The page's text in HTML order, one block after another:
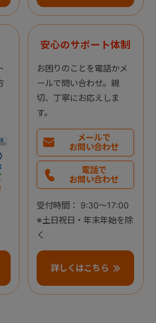
安心のサポート体制
お困りのことを電話かメ
ールで問い合わせ。親
切、丁寧にお応えしま
す。
メールで
お問い合わせ
電話で
お問い合わせ
受付時間： 9:30～17:00
※土日祝日・年末年始を除
く
詳しくはこちら